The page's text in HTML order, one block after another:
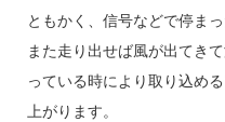
ともかく、信号などで停ま
また走り出せば風が出てき
っている時により取り込め
上がります。